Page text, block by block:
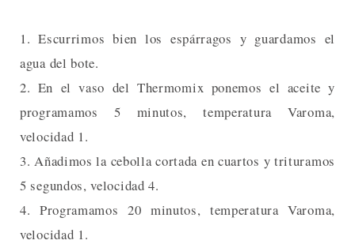
1. Escurrimos bien los espárragos y guardamos el
agua del bote.
2. En el vaso del Thermomix ponemos el aceite y
programamos 5 minutos, temperatura Varoma,
velocidad 1.
3. Añadimos la cebolla cortada en cuartos y trituramos
5 segundos, velocidad 4.
4. Programamos 20 minutos, temperatura Varoma,
velocidad 1.